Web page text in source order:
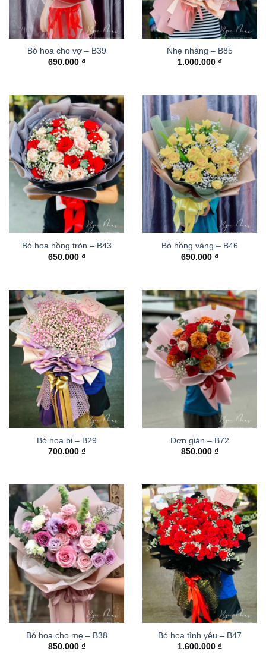
Bó hoa cho vợ – B39
690.000 ₫
Nhẹ nhàng – B85
1.000.000 ₫
Bó hoa hồng tròn – B43
650.000 ₫
Bó hồng vàng – B46
690.000 ₫
Bó hoa bi – B29
700.000 ₫
Đơn giản – B72
850.000 ₫
Bó hoa cho mẹ – B38
850.000 ₫
Bó hoa tình yêu – B47
1.600.000 ₫